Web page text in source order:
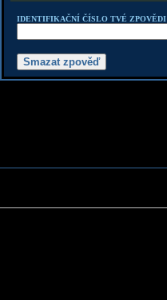
IDENTIFIKAČNÍ ČÍSLO TVÉ ZPOVĚDI